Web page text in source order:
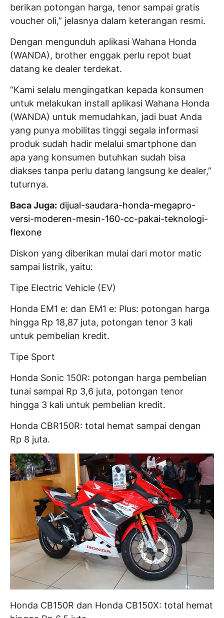
berikan potongan harga, tenor sampai gratis
voucher oli,” jelasnya dalam keterangan resmi.
Dengan mengunduh aplikasi Wahana Honda
(WANDA), brother enggak perlu repot buat
datang ke dealer terdekat.
“Kami selalu mengingatkan kepada konsumen
untuk melakukan install aplikasi Wahana Honda
(WANDA) untuk memudahkan, jadi buat Anda
yang punya mobilitas tinggi segala informasi
produk sudah hadir melalui smartphone dan
apa yang konsumen butuhkan sudah bisa
diakses tanpa perlu datang langsung ke dealer,”
tuturnya.
Baca Juga: dijual-saudara-honda-megapro-
versi-moderen-mesin-160-cc-pakai-teknologi-
flexone
Diskon yang diberikan mulai dari motor matic
sampai listrik, yaitu:
Tipe Electric Vehicle (EV)
Honda EM1 e: dan EM1 e: Plus: potongan harga
hingga Rp 18,87 juta, potongan tenor 3 kali
untuk pembelian kredit.
Tipe Sport
Honda Sonic 150R: potongan harga pembelian
tunai sampai Rp 3,6 juta, potongan tenor
hingga 3 kali untuk pembelian kredit.
Honda CBR150R: total hemat sampai dengan
Rp 8 juta.
Honda CB150R dan Honda CB150X: total hemat